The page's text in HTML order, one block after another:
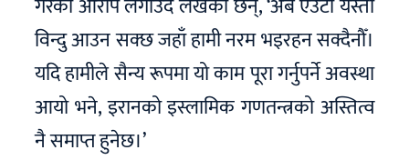
गरेको आरोप लगाउँदै लेखेका छन्, ‘अब एउटा यस्तो
विन्दु आउन सक्छ जहाँ हामी नरम भइरहन सक्दैनौँ।
यदि हामीले सैन्य रूपमा यो काम पूरा गर्नुपर्ने अवस्था
आयो भने, इरानको इस्लामिक गणतन्त्रको अस्तित्व
नै समाप्त हुनेछ।’